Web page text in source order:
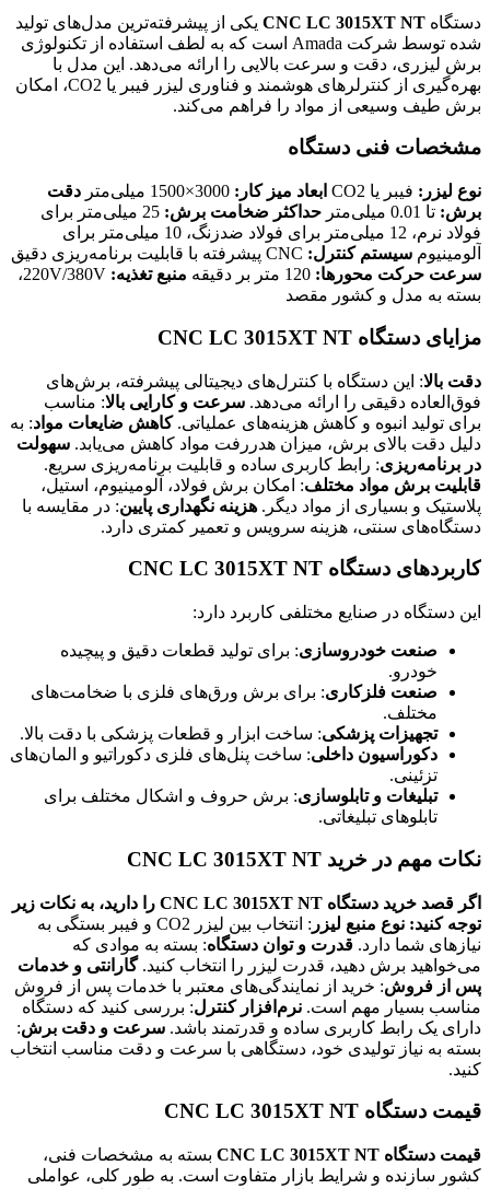
دستگاه CNC LC 3015XT NT یکی از پیشرفته‌ترین مدل‌های تولید
شده توسط شرکت Amada است که به لطف استفاده از تکنولوژی
برش لیزری، دقت و سرعت بالایی را ارائه می‌دهد. این مدل با
بهره‌گیری از کنترلرهای هوشمند و فناوری لیزر فیبر یا CO2، امکان
برش طیف وسیعی از مواد را فراهم می‌کند.
مشخصات فنی دستگاه
نوع لیزر: فیبر یا CO2 ابعاد میز کار:
دقت
برش: تا 0.01 میلی‌متر حداکثر ضخامت برش:
25 میلی‌متر برای
فولاد نرم، 12 میلی‌متر برای فولاد ضدزنگ، 10 میلی‌متر برای
آلومینیوم سیستم کنترل:
سرعت حرکت محورها:
منبع تغذیه:
220V/380V،
بسته به مدل و کشور مقصد
مزایای دستگاه CNC LC 3015XT NT
دقت بالا: این دستگاه با کنترل‌های دیجیتالی پیشرفته، برش‌های
فوق‌العاده دقیقی را ارائه می‌دهد. سرعت و کارایی بالا: مناسب
برای تولید انبوه و کاهش هزینه‌های عملیاتی.کاهش ضایعات مواد: به
دلیل دقت بالای برش، میزان هدررفت مواد کاهش می‌یابد. سهولت
در برنامه‌ریزی: رابط کاربری ساده و قابلیت برنامه‌ریزی سریع.
قابلیت برش مواد مختلف: امکان برش فولاد، آلومینیوم، استیل،
پلاستیک و بسیاری از مواد دیگر. هزینه نگهداری پایین: در مقایسه با
دستگاه‌های سنتی، هزینه سرویس و تعمیر کمتری دارد.
کاربردهای دستگاه CNC LC 3015XT NT
این دستگاه در صنایع مختلفی کاربرد دارد:
صنعت خودروسازی: برای تولید قطعات دقیق و پیچیده
خودرو.
صنعت فلزکاری: برای برش ورق‌های فلزی با ضخامت‌های
مختلف.
تجهیزات پزشکی: ساخت ابزار و قطعات پزشکی با دقت بالا.
دکوراسیون داخلی: ساخت پنل‌های فلزی دکوراتیو و المان‌های
تزئینی.
تبلیغات و تابلوسازی: برش حروف و اشکال مختلف برای
تابلوهای تبلیغاتی.
نکات مهم در خرید CNC LC 3015XT NT
اگر قصد خرید دستگاه CNC LC 3015XT NT را دارید، به نکات زیر
توجه کنید: نوع منبع لیزر
: انتخاب بین لیزر CO2 و فیبر بستگی به
نیازهای شما دارد. قدرت و توان دستگاه: بسته به موادی که
می‌خواهید برش دهید، قدرت لیزر را انتخاب کنید.گارانتی و خدمات
پس از فروش: خرید از نمایندگی‌های معتبر با خدمات پس از فروش
مناسب بسیار مهم است. نرم‌افزار کنترل: بررسی کنید که دستگاه
دارای یک رابط کاربری ساده و قدرتمند باشد. سرعت و دقت برش:
بسته به نیاز تولیدی خود، دستگاهی با سرعت و دقت مناسب انتخاب
کنید.
قیمت دستگاه CNC LC 3015XT NT
قیمت دستگاه CNC LC 3015XT NT
بسته به مشخصات فنی،
کشور سازنده و شرایط بازار متفاوت است. به طور کلی، عواملی